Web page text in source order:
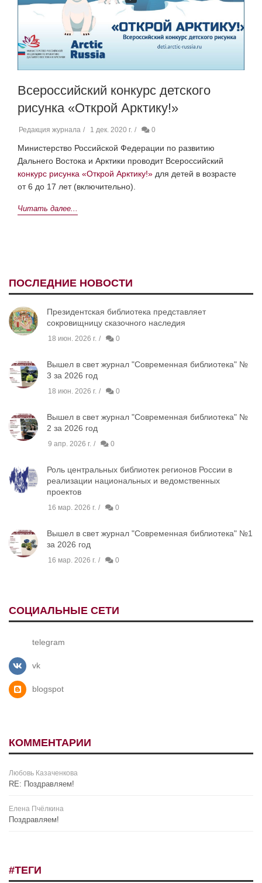
Всероссийский конкурс детского
рисунка «Открой Арктику!»
Редакция журнала 1 дек. 2020 г. 0
Министерство Российской Федерации по развитию
Дальнего Востока и Арктики проводит Всероссийский
конкурс рисунка «Открой Арктику!» для детей в возрасте
от 6 до 17 лет (включительно).
Читать далее...
ПОСЛЕДНИЕ НОВОСТИ
Президентская библиотека представляет
сокровищницу сказочного наследия
18 июн. 2026 г. 0
Вышел в свет журнал "Современная библиотека" №
3 за 2026 год
18 июн. 2026 г. 0
Вышел в свет журнал "Современная библиотека" №
2 за 2026 год
9 апр. 2026 г. 0
Роль центральных библиотек регионов России в
реализации национальных и ведомственных
проектов
16 мар. 2026 г. 0
Вышел в свет журнал "Современная библиотека" №1
за 2026 год
16 мар. 2026 г. 0
СОЦИАЛЬНЫЕ СЕТИ
telegram
vk
blogspot
КОММЕНТАРИИ
Любовь Казаченкова
RE: Поздравляем!
Елена Пчёлкина
Поздравляем!
#ТЕГИ